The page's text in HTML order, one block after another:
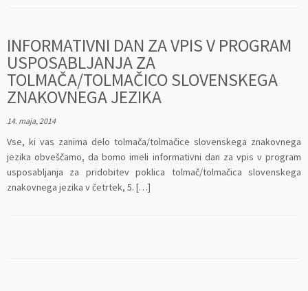
INFORMATIVNI DAN ZA VPIS V PROGRAM
USPOSABLJANJA ZA
TOLMAČA/TOLMAČICO SLOVENSKEGA
ZNAKOVNEGA JEZIKA
14. maja, 2014
Vse, ki vas zanima delo tolmača/tolmačice slovenskega znakovnega
jezika obveščamo, da bomo imeli informativni dan za vpis v program
usposabljanja za pridobitev poklica tolmač/tolmačica slovenskega
znakovnega jezika v četrtek, 5. […]